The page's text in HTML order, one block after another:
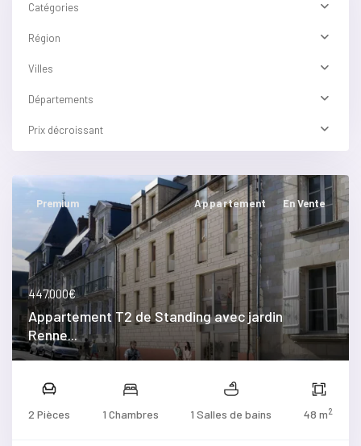
Catégories
Région
Villes
Départements
Prix décroissant
Premium Appartement En Vente
447.000€
Appartement T2 de Standing avec jardin
Renne...
2 Pièces 1 Chambres 1 Salles de bains 48 m2